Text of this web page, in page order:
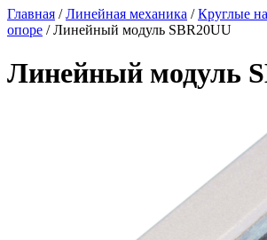
Главная /Линейная механика /Круглые
опоре / Линейный модуль SBR20UU
Линейный модуль